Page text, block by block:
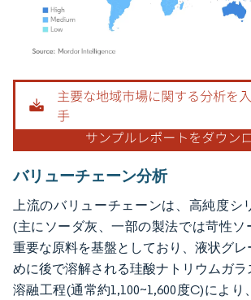
画像 © Mordor Intelligence。再利用にはCC BY 4.0の
バリューチェーン分析
上流のバリューチェーンは、高純度シ
(主にソーダ灰、一部の製法では苛性ソ
重要な原料を基盤としており、液状グレ
めに後で溶解される珪酸ナトリウムガ
溶融工程(通常約1,100~1,600度C)によ